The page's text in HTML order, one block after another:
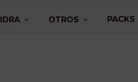
OTROS PACKS